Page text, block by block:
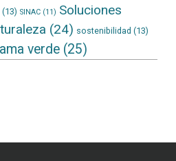
(13) SINAC(11) Soluciones
(24) sostenibilidad (13)
verde(25)